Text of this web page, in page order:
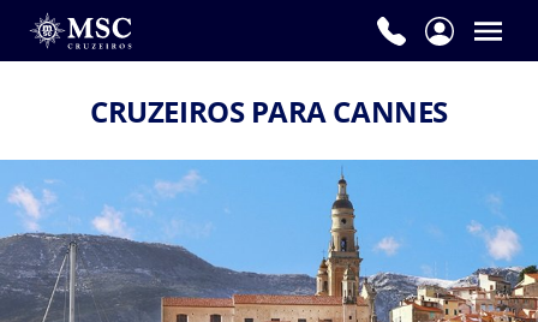
CRUZEIROS PARA CANNES